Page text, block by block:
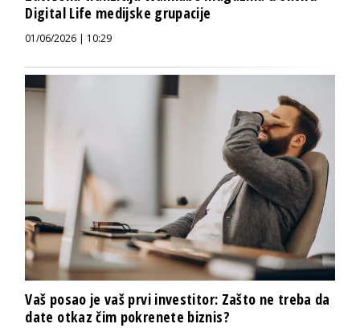
Digital Life medijske grupacije
01/06/2026 | 10:29
Vaš posao je vaš prvi investitor: Zašto ne treba da
date otkaz čim pokrenete biznis?